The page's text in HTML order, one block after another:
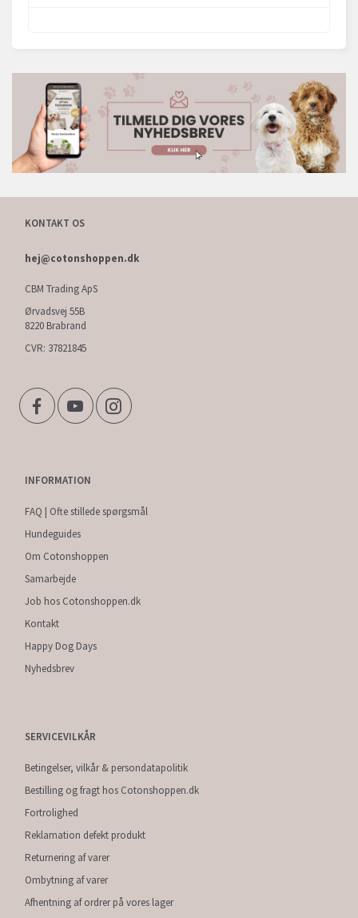
KONTAKT OS
hej@cotonshoppen.dk
CBM Trading ApS
Ørvadsvej 55B
8220 Brabrand
CVR: 37821845
INFORMATION
FAQ | Ofte stillede spørgsmål
Hundeguides
Om Cotonshoppen
Samarbejde
Job hos Cotonshoppen.dk
Kontakt
Happy Dog Days
Nyhedsbrev
SERVICEVILKÅR
Betingelser, vilkår & persondatapolitik
Bestilling og fragt hos Cotonshoppen.dk
Fortrolighed
Reklamation defekt produkt
Returnering af varer
Ombytning af varer
Afhentning af ordrer på vores lager